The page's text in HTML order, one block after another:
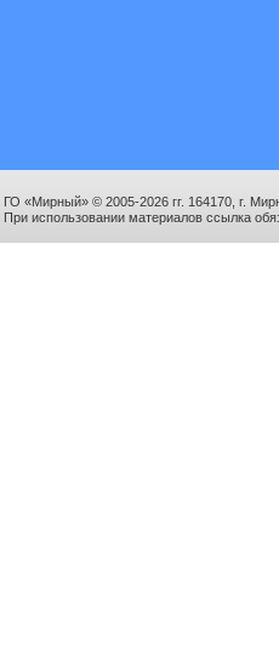
ГО «Мирный» © 2005-2026 гг. 164170, г.
При использовании материалов ссылка